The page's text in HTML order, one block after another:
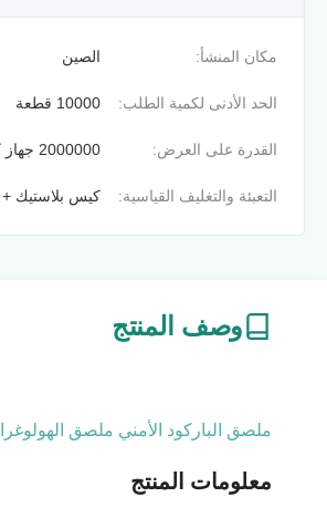
مكان المنشأ: الصين
الحد الأدنى لكمية الطلب: 10000 قطعة
القدرة على العرض: 2000000 جهاز كمبيوتر شخصى
التعبئة والتغليف القياسية: كيس بلاستيك
وصف المنتج
ملصق الباركود الأمني ​​ملصق الهولوغرام
معلومات المنتج